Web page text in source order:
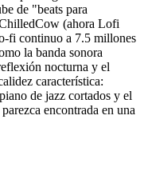
de "beats para
(ahora Lofi
fi continuo a 7.5 millones
la banda sonora
nocturna y el
característica:
de jazz cortados y el
encontrada en una